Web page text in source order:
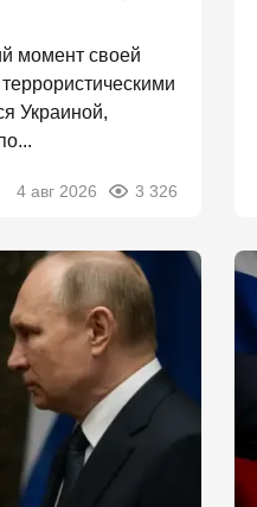
момент своей
Украиной,
4 авг 2026 3 326